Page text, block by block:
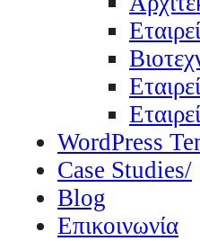
WordPress
Case Studies/
Blog
Επικοινωνία